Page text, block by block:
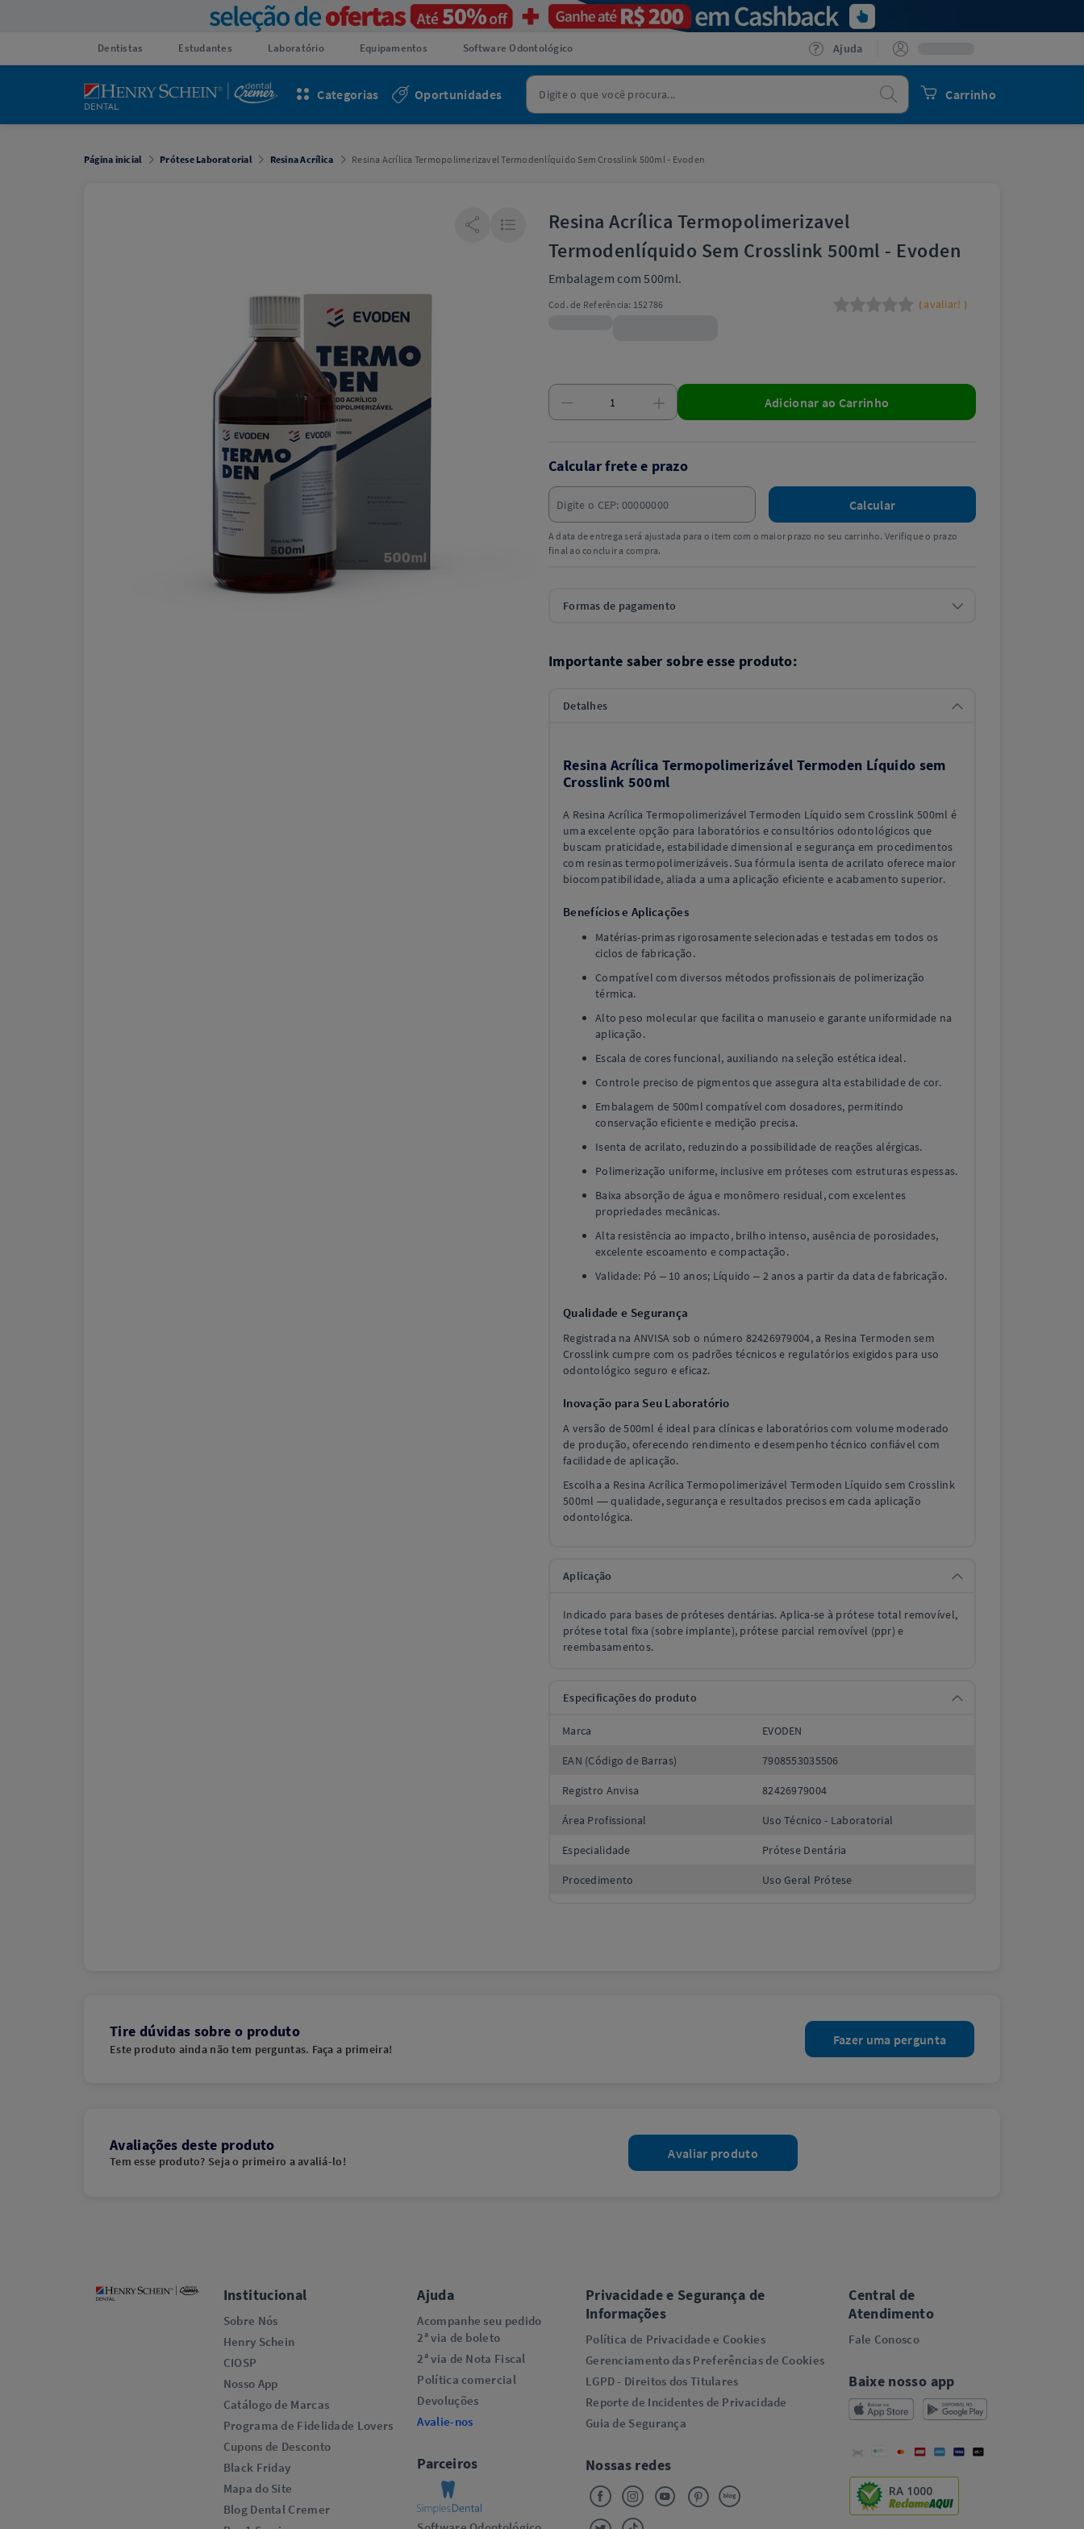
Dentistas Estudantes Laboratório Equipamentos Software Odontológico Ajuda
Carrinho
Procurar
Oportunidades
Categorias
Página inicial Prótese Laboratorial Resina Acrílica Resina Acrílica Termopolimerizavel Termodenlíquido Sem Crosslink 500ml - Evoden
Resina Acrílica Termopolimerizavel
Termodenlíquido Sem Crosslink 500ml - Evoden
Embalagem com 500ml.
Cod. de Referência: 152786 ( avaliar! )
Adicionar ao Carrinho
Calcular frete e prazo
Calcular
A data de entrega será ajustada para o item com o maior prazo no seu carrinho. Verifique o prazo
final ao concluir a compra.
Formas de pagamento
Importante saber sobre esse produto:
Detalhes
Resina Acrílica Termopolimerizável Termoden Líquido sem
Crosslink 500ml
A Resina Acrílica Termopolimerizável Termoden Líquido sem Crosslink 500ml é
uma excelente opção para laboratórios e consultórios odontológicos que
buscam praticidade, estabilidade dimensional e segurança em procedimentos
com resinas termopolimerizáveis. Sua fórmula isenta de acrilato oferece maior
biocompatibilidade, aliada a uma aplicação eficiente e acabamento superior.
Benefícios e Aplicações
Matérias-primas rigorosamente selecionadas e testadas em todos os
ciclos de fabricação.
Compatível com diversos métodos profissionais de polimerização
térmica.
Alto peso molecular que facilita o manuseio e garante uniformidade na
aplicação.
Escala de cores funcional, auxiliando na seleção estética ideal.
Controle preciso de pigmentos que assegura alta estabilidade de cor.
Embalagem de 500ml compatível com dosadores, permitindo
conservação eficiente e medição precisa.
Isenta de acrilato, reduzindo a possibilidade de reações alérgicas.
Polimerização uniforme, inclusive em próteses com estruturas espessas.
Baixa absorção de água e monômero residual, com excelentes
propriedades mecânicas.
Alta resistência ao impacto, brilho intenso, ausência de porosidades,
excelente escoamento e compactação.
Validade: Pó – 10 anos; Líquido – 2 anos a partir da data de fabricação.
Qualidade e Segurança
Registrada na ANVISA sob o número 82426979004, a Resina Termoden sem
Crosslink cumpre com os padrões técnicos e regulatórios exigidos para uso
odontológico seguro e eficaz.
Inovação para Seu Laboratório
A versão de 500ml é ideal para clínicas e laboratórios com volume moderado
de produção, oferecendo rendimento e desempenho técnico confiável com
facilidade de aplicação.
Escolha a Resina Acrílica Termopolimerizável Termoden Líquido sem Crosslink
500ml — qualidade, segurança e resultados precisos em cada aplicação
odontológica.
Aplicação
Indicado para bases de próteses dentárias. Aplica-se à prótese total removível,
prótese total fixa (sobre implante), prótese parcial removível (ppr) e
reembasamentos.
Especificações do produto
Marca EVODEN
EAN (Código de Barras) 7908553035506
Registro Anvisa 82426979004
Área Profissional Uso Técnico - Laboratorial
Especialidade Prótese Dentária
Procedimento Uso Geral Prótese
Tire dúvidas sobre o produto
Este produto ainda não tem perguntas. Faça a primeira!
Fazer uma pergunta
Avaliações deste produto
Tem esse produto? Seja o primeiro a avaliá-lo!
Avaliar produto
Institucional
Sobre Nós
Henry Schein
CIOSP
Nosso App
Catálogo de Marcas
Programa de Fidelidade Lovers​
Cupons de Desconto
Black Friday
Mapa do Site
Blog Dental Cremer
Ajuda
Acompanhe seu pedido
2ª via de boleto
2ª via de Nota Fiscal
Política comercial
Devoluções
Avalie-nos
Parceiros
Privacidade e Segurança de
Informações
Política de Privacidade e Cookies
Gerenciamento das Preferências de Cookies
LGPD - Direitos dos Titulares
Reporte de Incidentes de Privacidade
Guia de Segurança
Nossas redes
Central de
Atendimento
Fale Conosco
Baixe nosso app
RA 1000